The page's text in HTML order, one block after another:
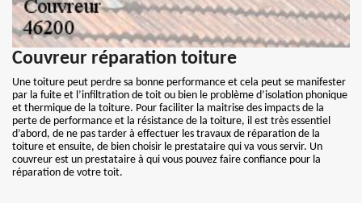
Couvreur réparation toiture
Une toiture peut perdre sa bonne performance et cela peut se manifester
par la fuite et l’infiltration de toit ou bien le problème d’isolation phonique
et thermique de la toiture. Pour faciliter la maitrise des impacts de la
perte de performance et la résistance de la toiture, il est très essentiel
d’abord, de ne pas tarder à effectuer les travaux de réparation de la
toiture et ensuite, de bien choisir le prestataire qui va vous servir. Un
couvreur est un prestataire à qui vous pouvez faire confiance pour la
réparation de votre toit.